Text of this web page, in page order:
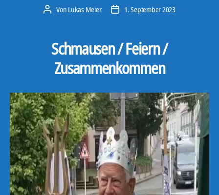
Beitragsautor
Von Lukas Meier Veröffentlichungsdatum
1. September 2023
Schmausen / Feiern /
Zusammenkommen